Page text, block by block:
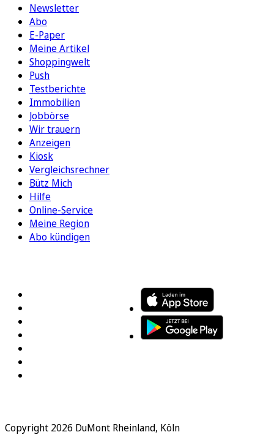
Newsletter
Abo
E-Paper
Meine Artikel
Shoppingwelt
Push
Testberichte
Immobilien
Jobbörse
Wir trauern
Anzeigen
Kiosk
Vergleichsrechner
Bütz Mich
Hilfe
Online-Service
Meine Region
Abo kündigen
Copyright 2026 DuMont Rheinland, Köln